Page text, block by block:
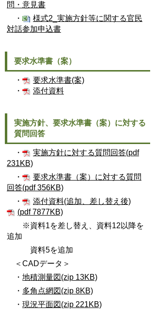
問・意見書
・
様式2_実施方針等に関する官民
対話参加申込書
要求水準書（案）
・
要求水準書(案)
・
添付資料
実施方針、要求水準書（案）に対する
質問回答
・
実施方針に対する質問回答(pdf
231KB)
・
要求水準書（案）に対する質問
回答(pdf 356KB)
・
添付資料(追加、差し替え後)
(pdf 7877KB)
※資料1を差し替え、資料12以降を
追加
資料5を追加
＜CADデータ＞
・ 地積測量図(zip 13KB)
・ 多角点網図(zip 8KB)
・ 現況平面図(zip 221KB)